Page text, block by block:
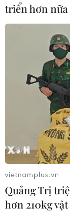
triển hơn nữa
vietnamplus.vn
Quảng Trị
hơn 210kg